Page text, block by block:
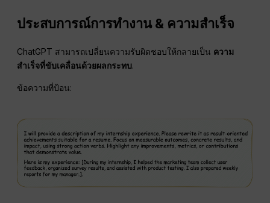
ประสบการณ์การทำงาน & ความสำเร็จ
ChatGPT สามารถเปลี่ยนความรับผิดชอบให้กลายเป็น ความ
สำเร็จที่ขับเคลื่อนด้วยผลกระทบ.
ข้อความที่ป้อน: